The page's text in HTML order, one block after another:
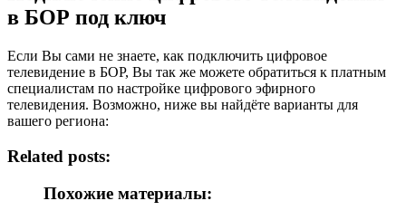
в БОР под ключ
Если Вы сами не знаете, как подключить цифровое
телевидение в БОР, Вы так же можете обратиться к платным
специалистам по настройке цифрового эфирного
телевидения. Возможно, ниже вы найдёте варианты для
вашего региона:
Related posts:
Похожие материалы: